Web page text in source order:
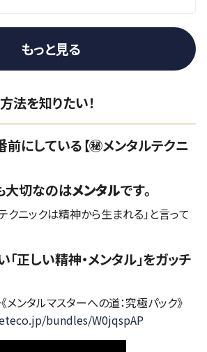
もっと見る
法を知りたい！
にしている【㊙️メンタルテクニ
大切なのはメンタルです。
クニックは精神から生まれる」と言って
正しい精神・メンタル」をガッチ
ンタルマスターへの道：究極パック》
bundles/W0jqspAP